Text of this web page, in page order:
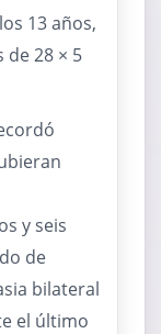
13 años,
28 × 5
y seis
de
bilateral
el último